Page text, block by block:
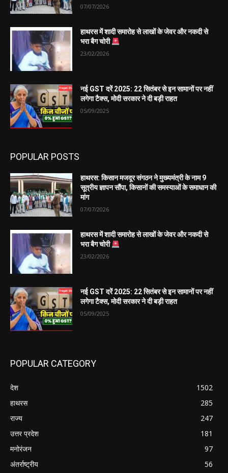
07/07/2026
हाथरस में शादी समारोह से लाखों के जेवर और नकदी से
भरा बैग चोरी
23/02/2026
नई GST दरें 2025: 22 सितंबर से इन सामानों पर नहीं
लगेगा टैक्स, मोदी सरकार ने दी बड़ी राहत
05/09/2025
POPULAR POSTS
हाथरस: किसान मजदूर संगठन ने मुख्यमंत्री के नाम 9
सूत्रीय ज्ञापन सौंपा, किसानों की समस्याओं के समाधान की
मांग
07/07/2026
हाथरस में शादी समारोह से लाखों के जेवर और नकदी से
भरा बैग चोरी
23/02/2026
नई GST दरें 2025: 22 सितंबर से इन सामानों पर नहीं
लगेगा टैक्स, मोदी सरकार ने दी बड़ी राहत
05/09/2025
POPULAR CATEGORY
देश
1502
हाथरस
285
राज्य
247
उत्तर प्रदेश
181
मनोरंजन
97
अंतर्राष्ट्रीय
56